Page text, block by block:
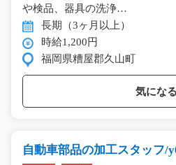
や検品、器具の洗浄…
長期（3ヶ月以上）
時給1,200円
福岡県糟屋郡久山町
気になる
自動車部品の加工スタッフ/